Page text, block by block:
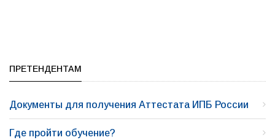
ПРЕТЕНДЕНТАМ
Документы для получения Аттестата ИПБ России
Где пройти обучение?